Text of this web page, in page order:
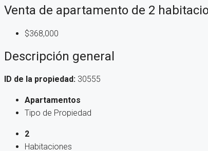
Venta de apartamento de 2
$368,000
Descripción general
ID de la propiedad: 30555
Apartamentos
Tipo de Propiedad
2
Habitaciones